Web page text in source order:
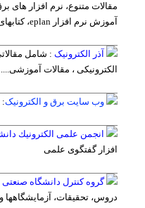
آموزش نرم افزار eplan، کتابهای الکترونیکی در موضوعات مختلف
آذر الکترونیک : شامل
الکترونیکی ، مقالات آموزشی....
وب سایت برق و الکترونیک:
انجمن علمی الكترونیك
افزار گفتگوی علمی
گروه کنترل دانشگاه
دروس، تحقیقات، آزمایشگاهها